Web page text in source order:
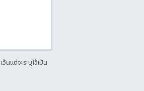
เว้นแต่จะระบุไว้เป็น